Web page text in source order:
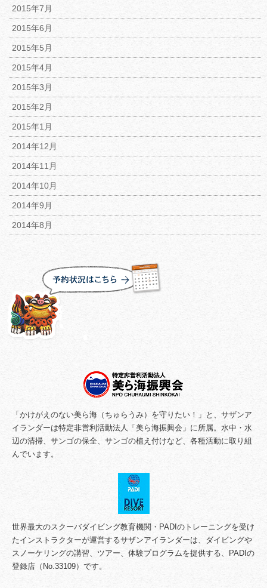
2015年7月
2015年6月
2015年5月
2015年4月
2015年3月
2015年2月
2015年1月
2014年12月
2014年11月
2014年10月
2014年9月
2014年8月
「かけがえのない美ら海（ちゅらうみ）を守りたい！」と、サザンア
イランダーは特定非営利活動法人「美ら海振興会」に所属。水中・水
辺の清掃、サンゴの保全、サンゴの植え付けなど、各種活動に取り組
んでいます。
世界最大のスクーバダイビング教育機関・PADIのトレーニングを受け
たインストラクターが運営するサザンアイランダーは、ダイビングや
スノーケリングの講習、ツアー、体験プログラムを提供する、PADIの
登録店（No.33109）です。